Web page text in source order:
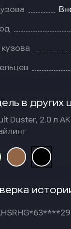
в других
Duster, 2.0 л